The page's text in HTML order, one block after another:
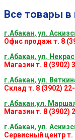
Все товары в
г.Абакан, ул.
Офис продаж т. 8
г.Абакан, ул.
Магазин т. 8 (3902)
г.Абакан, ул.
Склад т. 8 (3902)
г.Абакан,ул.
Магазин т. 8 (3902)
г.Абакан, ул.
Сервисный центр т.